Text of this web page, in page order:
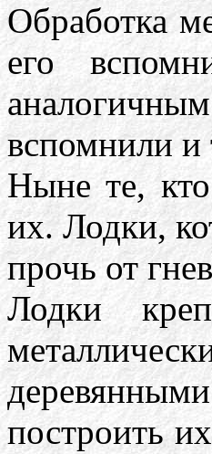
Обработка
его
вспомнили и
Ныне те,
их. Лодки,
прочь от
Лодки
построить